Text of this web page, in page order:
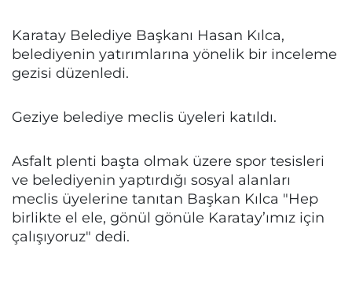
Karatay Belediye Başkanı Hasan Kılca,
belediyenin yatırımlarına yönelik bir inceleme
gezisi düzenledi.
Geziye belediye meclis üyeleri katıldı.
Asfalt plenti başta olmak üzere spor tesisleri
ve belediyenin yaptırdığı sosyal alanları
meclis üyelerine tanıtan Başkan Kılca "Hep
birlikte el ele, gönül gönüle Karatay’ımız için
çalışıyoruz" dedi.